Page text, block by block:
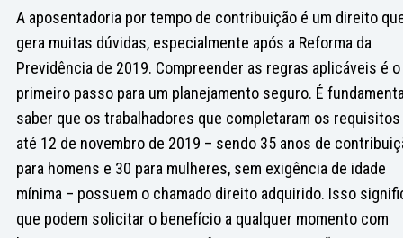
A aposentadoria por tempo de contribuição é um direito
gera muitas dúvidas, especialmente após a Reforma da
Previdência de 2019. Compreender as regras aplicáveis é o
primeiro passo para um planejamento seguro. É
saber que os trabalhadores que completaram os requisitos
até 12 de novembro de 2019 – sendo 35 anos de
para homens e 30 para mulheres, sem exigência de idade
mínima – possuem o chamado direito adquirido. Isso
que podem solicitar o benefício a qualquer momento com